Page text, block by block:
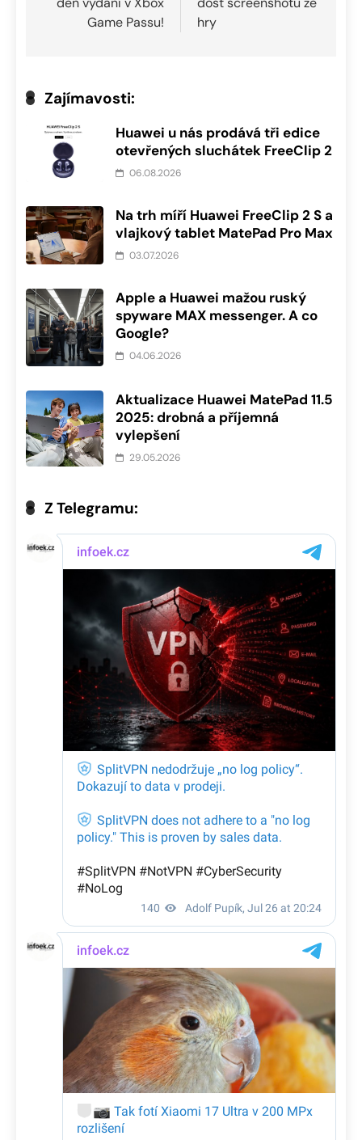
Game Passu!
hry
Zajímavosti:
Huawei u nás prodává tři edice
otevřených sluchátek FreeClip 2
06.08.2026
Na trh míří Huawei FreeClip 2 S a
vlajkový tablet MatePad Pro Max
03.07.2026
Apple a Huawei mažou ruský
spyware MAX messenger. A co
Google?
04.06.2026
Aktualizace Huawei MatePad 11.5
2025: drobná a příjemná
vylepšení
29.05.2026
Z Telegramu: